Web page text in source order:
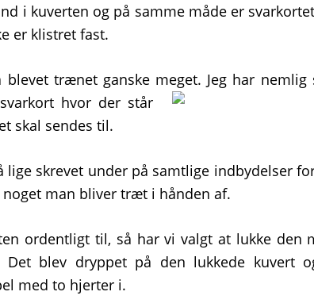
i kuverten og på samme måde er
er klistret fast.
trænet ganske meget. Jeg har nemlig
hvor der står
skal sendes til.
lige skrevet under på samtlige indbydelser
man bliver træt i hånden af.
ordentligt til, så har vi valgt at lukke den
blev dryppet på den lukkede kuvert
med to hjerter i.